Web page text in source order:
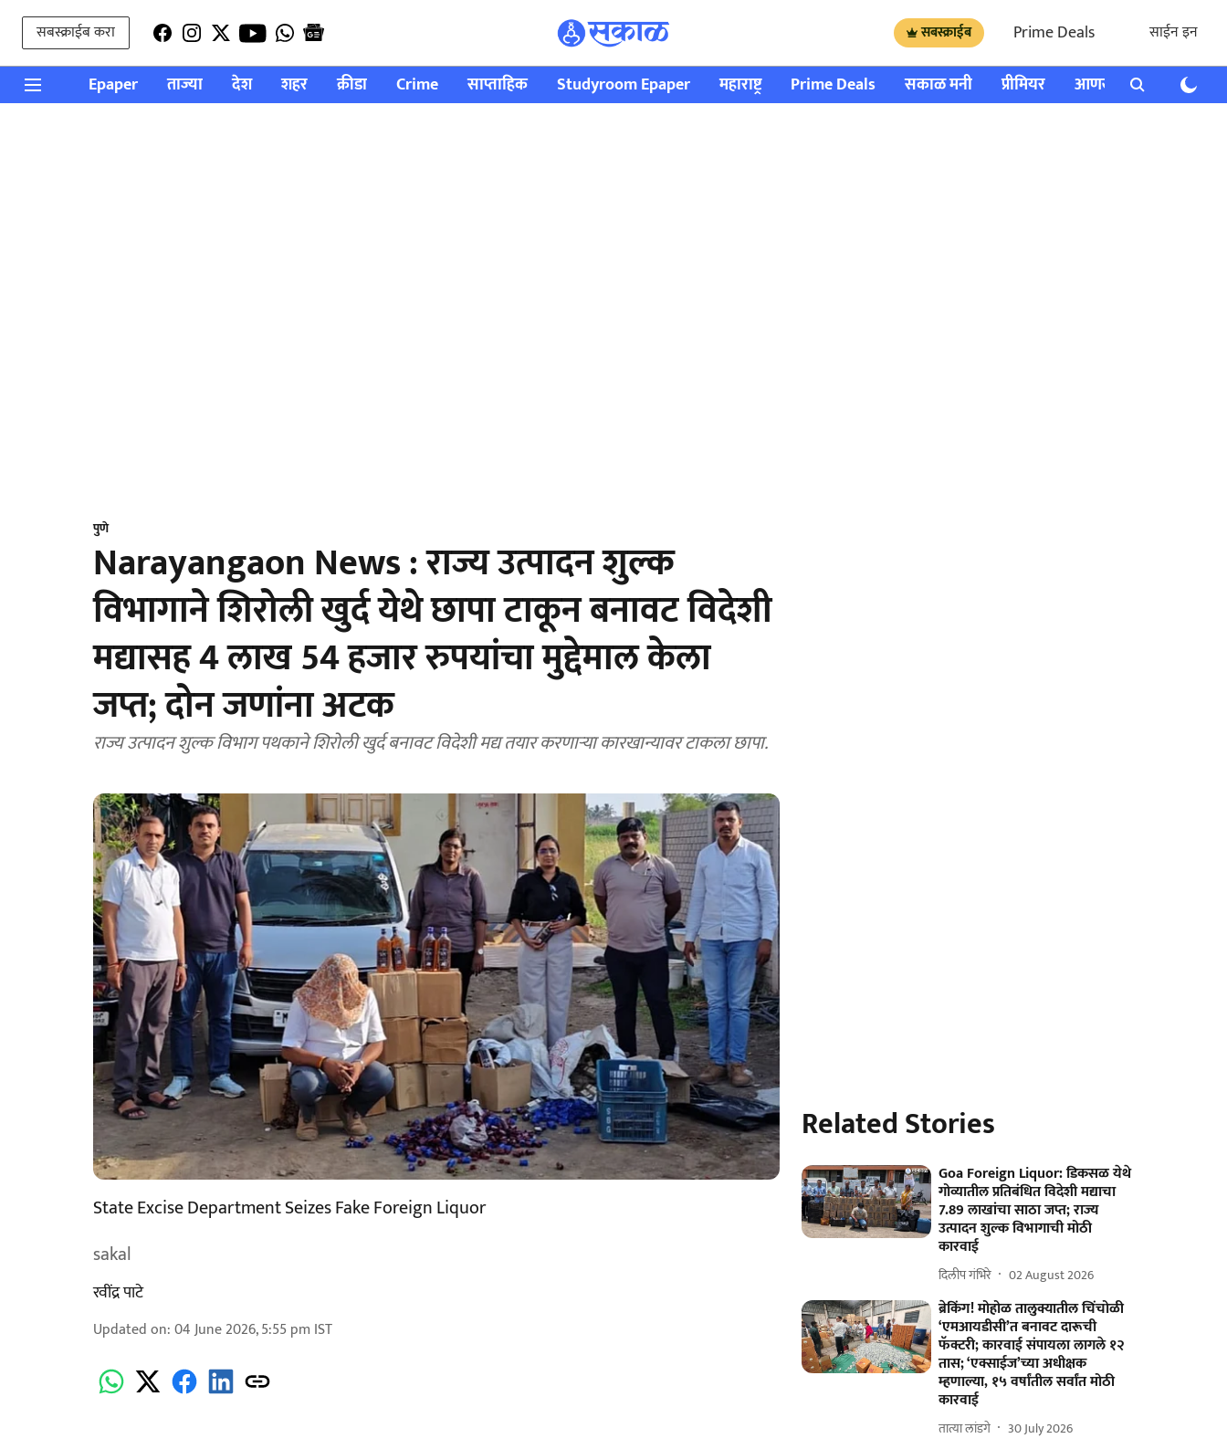
सबस्क्राईब करा सबस्क्राईब Prime Deals साईन इन
Epaper ताज्या देश शहर क्रीडा Crime साप्ताहिक Studyroom Epaper महाराष्ट्र Prime Deals सकाळ मनी प्रीमियर आणखी राशी भविष्य
पुणे
Narayangaon News : राज्य उत्पादन शुल्क
विभागाने शिरोली खुर्द येथे छापा टाकून बनावट विदेशी
मद्यासह 4 लाख 54 हजार रुपयांचा मुद्देमाल केला
जप्त; दोन जणांना अटक
राज्य उत्पादन शुल्क विभाग पथकाने शिरोली खुर्द बनावट विदेशी मद्य तयार करणाऱ्या कारखान्यावर टाकला छापा.
State Excise Department Seizes Fake Foreign Liquor
sakal
रवींद्र पाटे
Updated on:04 June 2026, 5:55 pm IST
Related Stories
Goa Foreign Liquor: डिकसळ येथे
गोव्यातील प्रतिबंधित विदेशी मद्याचा
7.89 लाखांचा साठा जप्त; राज्य
उत्पादन शुल्क विभागाची मोठी
कारवाई
दिलीप गंभिरे 02 August 2026
ब्रेकिंग! मोहोळ तालुक्यातील चिंचोळी
‘एमआयडीसी’त बनावट दारूची
फॅक्टरी; कारवाई संपायला लागले १२
तास; ‘एक्साईज’च्या अधीक्षक
म्हणाल्या, १५ वर्षांतील सर्वांत मोठी
कारवाई
तात्या लांडगे 30 July 2026